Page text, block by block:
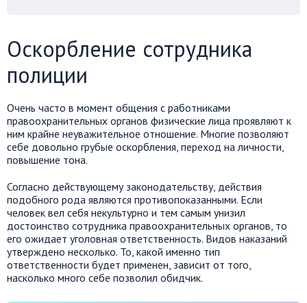
Оскорбление сотрудника
полиции
Очень часто в момент общения с работниками
правоохранительных органов физические лица проявляют к
ним крайне неуважительное отношение. Многие позволяют
себе довольно грубые оскорбления, переход на личности,
повышение тона.
Согласно действующему законодательству, действия
подобного рода являются противопоказанными. Если
человек вел себя некультурно и тем самым унизил
достоинство сотрудника правоохранительных органов, то
его ожидает уголовная ответственность. Видов наказаний
утверждено несколько. То, какой именно тип
ответственности будет применен, зависит от того,
насколько много себе позволил обидчик.